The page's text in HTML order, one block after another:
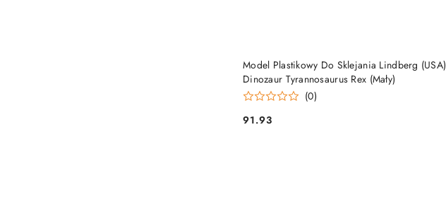
Model Plastikowy Do Sklejania Lindberg (USA)
Dinozaur Tyrannosaurus Rex (Mały)
(0)
Cena:
91.93
DO KOSZYKA